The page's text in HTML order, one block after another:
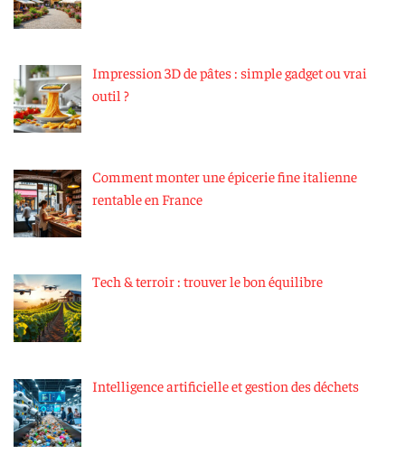
Impression 3D de pâtes : simple gadget ou vrai
outil ?
Comment monter une épicerie fine italienne
rentable en France
Tech & terroir : trouver le bon équilibre
Intelligence artificielle et gestion des déchets